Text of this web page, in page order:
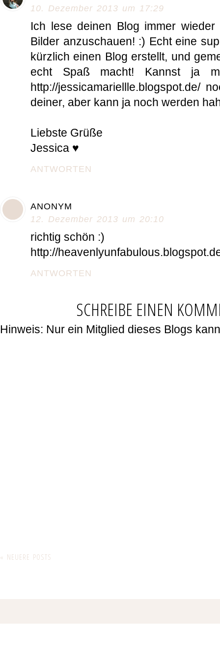
10. Dezember 2013 um 17:29
Ich lese deinen Blog immer
Bilder anzuschauen! :) Echt eine
kürzlich einen Blog erstellt, und
echt Spaß macht! Kannst ja
http://jessicamariellle.blogspot.de/
deiner, aber kann ja noch werden
Liebste Grüße
Jessica ♥
ANTWORTEN
ANONYM
12. Dezember 2013 um 20:10
richtig schön :)
http://
ANTWORTEN
SCHREIBE EINEN
Hinweis: Nur ein Mitglied dieses Blogs
« NEUERE POSTS